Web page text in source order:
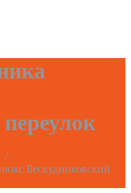
/
Бескудниковский